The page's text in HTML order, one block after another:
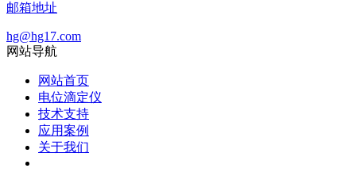
邮箱地址
hg@hg17.com
网站导航
网站首页
电位滴定仪
技术支持
应用案例
关于我们